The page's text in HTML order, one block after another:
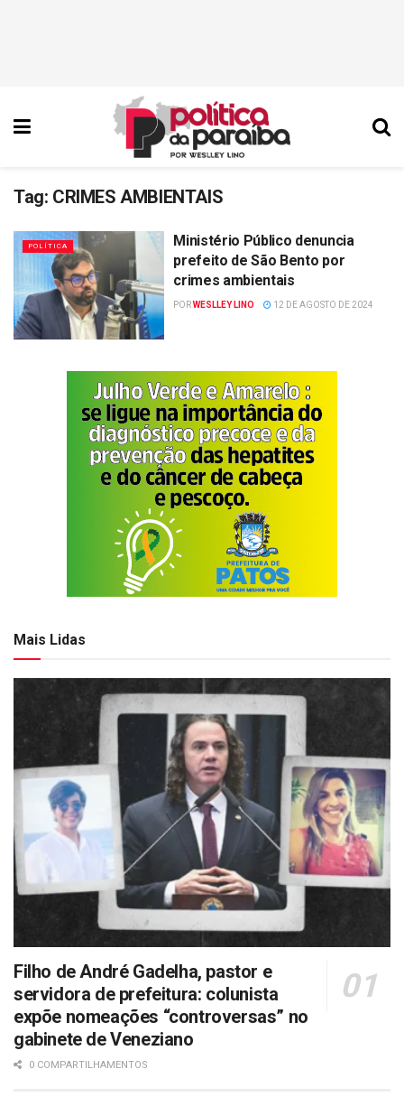
Tag: CRIMES AMBIENTAIS
POLÍTICA
Ministério Público denuncia
prefeito de São Bento por
crimes ambientais
PORWESLLEY LINO 12 DE AGOSTO DE 2024
Mais Lidas
Filho de André Gadelha, pastor e
servidora de prefeitura: colunista
expõe nomeações “controversas” no
gabinete de Veneziano
0 COMPARTILHAMENTOS